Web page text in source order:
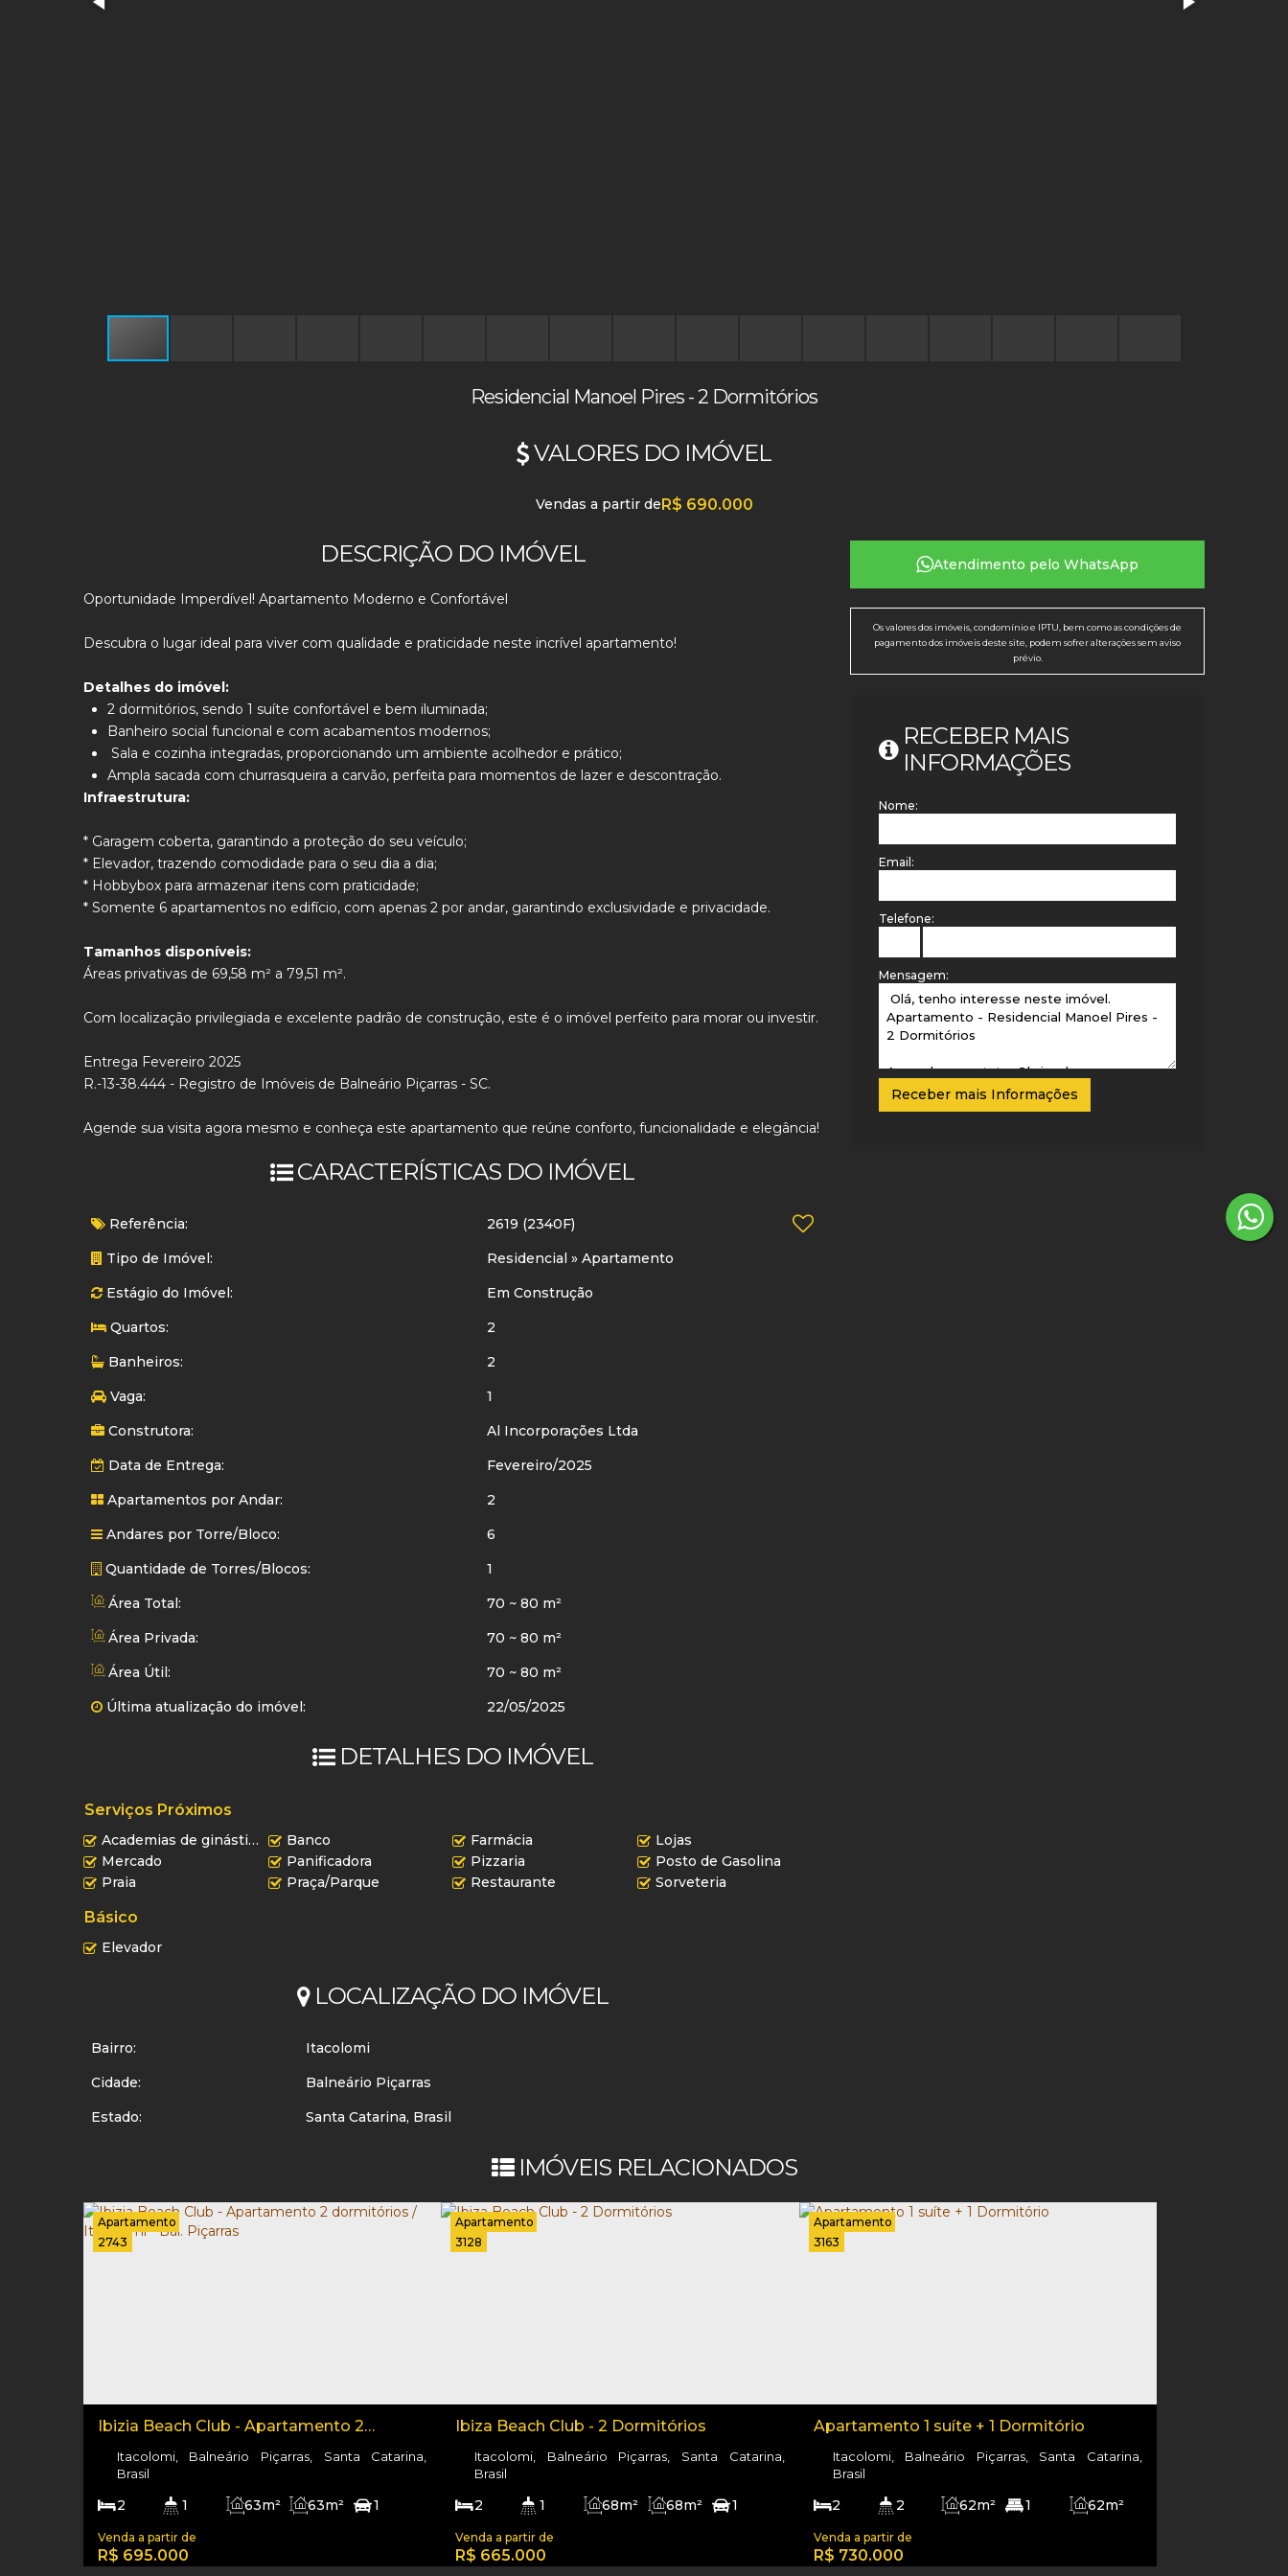
Residencial Manoel Pires - 2 Dormitórios
VALORES DO IMÓVEL
R$ 690.000
Vendas a partir de
DESCRIÇÃO DO IMÓVEL
Oportunidade Imperdível! Apartamento Moderno e Confortável
Descubra o lugar ideal para viver com qualidade e praticidade neste incrível apartamento!
Detalhes do imóvel:
2 dormitórios, sendo 1 suíte confortável e bem iluminada;
Banheiro social funcional e com acabamentos modernos;
Sala e cozinha integradas, proporcionando um ambiente acolhedor e prático;
Ampla sacada com churrasqueira a carvão, perfeita para momentos de lazer e descontração.
Infraestrutura:
* Garagem coberta, garantindo a proteção do seu veículo;
* Elevador, trazendo comodidade para o seu dia a dia;
* Hobbybox para armazenar itens com praticidade;
* Somente 6 apartamentos no edifício, com apenas 2 por andar, garantindo exclusividade e privacidade.
Tamanhos disponíveis:
Áreas privativas de 69,58 m² a 79,51 m².
Com localização privilegiada e excelente padrão de construção, este é o imóvel perfeito para morar ou investir.
Entrega Fevereiro 2025
R.-13-38.444 - Registro de Imóveis de Balneário Piçarras - SC.
Agende sua visita agora mesmo e conheça este apartamento que reúne conforto, funcionalidade e elegância!
CARACTERÍSTICAS DO IMÓVEL
Referência: 2619 (2340F)
Tipo de Imóvel:
Residencial » Apartamento
Estágio do Imóvel:
Em Construção
Quartos:
2
Banheiros:
2
Vaga:
1
Construtora:
Al Incorporações Ltda
Data de Entrega:
Fevereiro/2025
Apartamentos por Andar:
2
Andares por Torre/Bloco:
6
Quantidade de Torres/Blocos:
1
Área Total:
70 ~ 80 m²
Área Privada:
70 ~ 80 m²
Área Útil:
70 ~ 80 m²
Última atualização do imóvel:
22/05/2025
DETALHES DO IMÓVEL
Serviços Próximos
Academias de ginástica Banco Farmácia
Lojas
Mercado
Panificadora Pizzaria
Posto de Gasolina
Praia
Praça/Parque Restaurante Sorveteria
Básico
Elevador
LOCALIZAÇÃO DO IMÓVEL
Bairro:
Itacolomi
Cidade:
Balneário Piçarras
Estado:
Santa Catarina, Brasil
Atendimento pelo WhatsApp
Os valores dos imóveis, condomínio e IPTU, bem como as condições de
pagamento dos imóveis deste site, podem sofrer alterações sem aviso
prévio.
RECEBER MAIS
INFORMAÇÕES
Nome:
Email:
Telefone:
Mensagem:
IMÓVEIS RELACIONADOS
Ibizia Beach Club - Apartamento 2
2743
Apartamento
R$ 695.000
Itacolomi, Balneário Piçarras, Santa Catarina,
Brasil
2 1 63m² 63m²
1
Ibiza Beach Club - 2 Dormitórios
3128
Apartamento
R$ 665.000
Itacolomi, Balneário Piçarras, Santa Catarina,
Brasil
2 1 68m² 68m²
1
Apartamento 1 suíte + 1 Dormitório
3163
Apartamento
R$ 730.000
Itacolomi, Balneário Piçarras, Santa Catarina,
Brasil
2 2 62m² 1
62m²